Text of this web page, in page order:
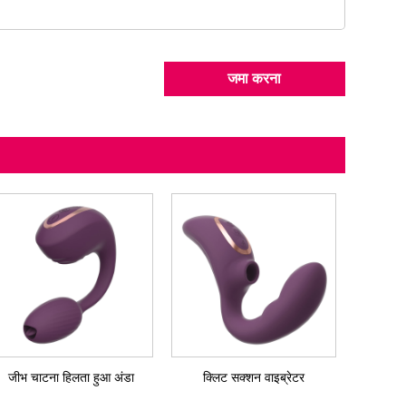
जमा करना
जीभ चाटना हिलता हुआ अंडा क्लिट सक्शन वाइब्रेटर